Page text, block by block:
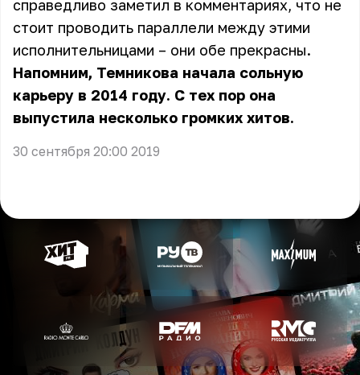
справедливо заметил в комментариях, что не
стоит проводить параллели между этими
исполнительницами – они обе прекрасны.
Напомним, Темникова начала сольную
карьеру в 2014 году. С тех пор она
выпустила несколько громких хитов.
30 сентября 20:00 2019